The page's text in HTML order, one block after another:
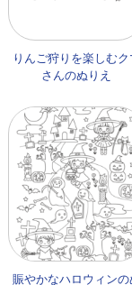
りんご狩りを楽しむク
さんのぬりえ
賑やかなハロウィンの